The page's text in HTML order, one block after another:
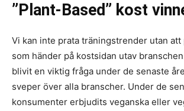
”Plant-Based” kost
Vi kan inte prata träningstrender utan att
som händer på kostsidan utav
blivit en viktig fråga under de senaste
sveper över alla branscher. Under de
konsumenter erbjudits veganska eller